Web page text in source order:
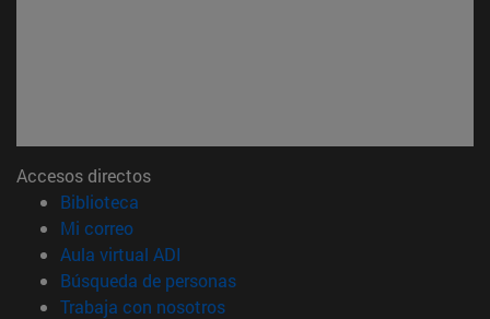
Accesos directos
Biblioteca
Mi correo(abre en nueva ventana)
Aula virtual ADI
Búsqueda de personas(abre en nueva ventana)
Trabaja con nosotros(abre en nueva ventana)